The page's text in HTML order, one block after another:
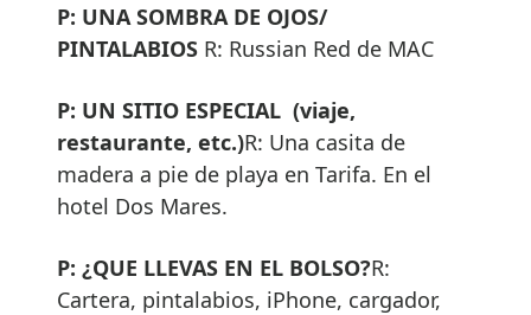
P: UNA SOMBRA DE OJOS/
PINTALABIOS R: Russian Red de MAC
P: UN SITIO ESPECIAL (viaje,
restaurante, etc.)R: Una casita de
madera a pie de playa en Tarifa. En el
hotel Dos Mares.
P: ¿QUE LLEVAS EN EL BOLSO?R:
Cartera, pintalabios, iPhone, cargador,